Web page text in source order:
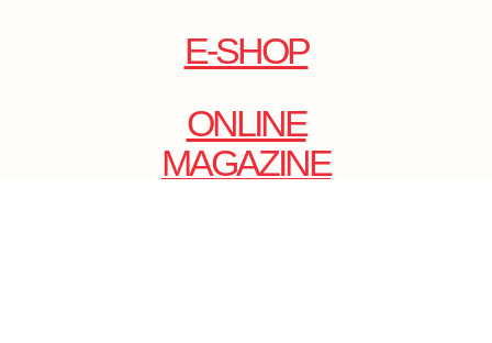
E-SHOP
ONLINE
MAGAZINE